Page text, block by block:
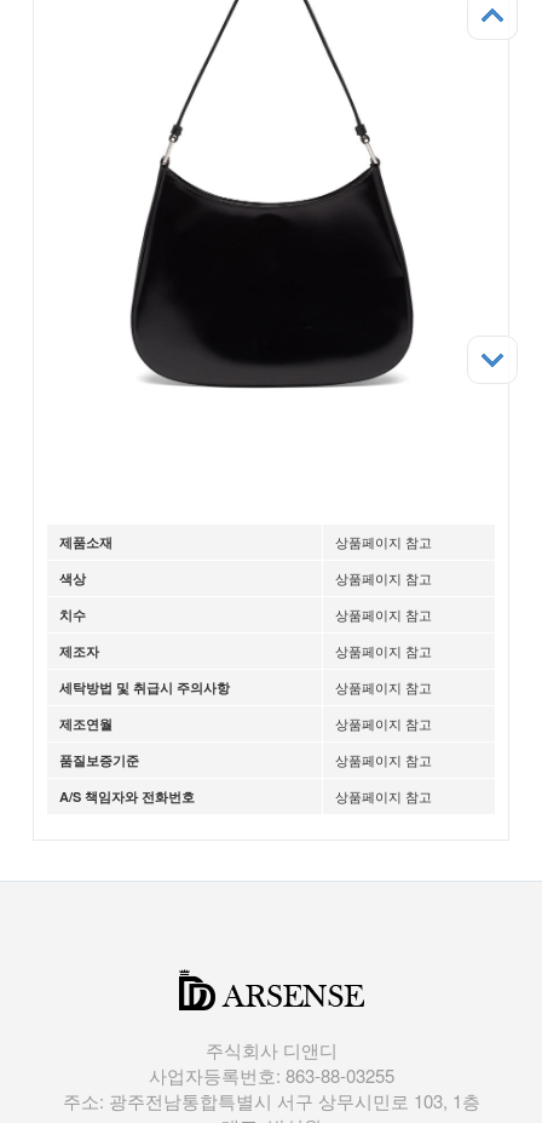
제품소재 상품페이지 참고
색상 상품페이지 참고
치수 상품페이지 참고
제조자 상품페이지 참고
세탁방법 및 취급시 주의사항 상품페이지 참고
제조연월 상품페이지 참고
품질보증기준 상품페이지 참고
A/S 책임자와 전화번호 상품페이지 참고
주식회사 디앤디
사업자등록번호: 863-88-03255
주소: 광주전남통합특별시 서구 상무시민로 103, 1층